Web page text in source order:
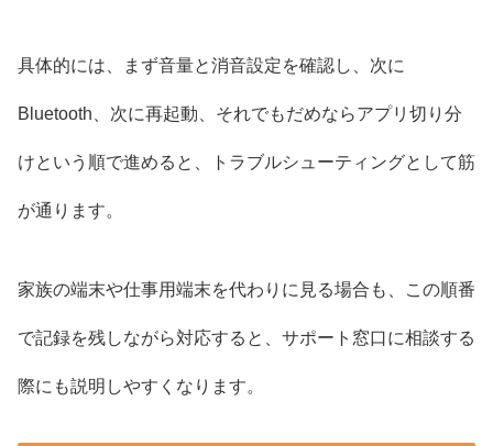
具体的には、まず音量と消音設定を確認し、次に
Bluetooth、次に再起動、それでもだめならアプリ切り分
けという順で進めると、トラブルシューティングとして筋
が通ります。
家族の端末や仕事用端末を代わりに見る場合も、この順番
で記録を残しながら対応すると、サポート窓口に相談する
際にも説明しやすくなります。